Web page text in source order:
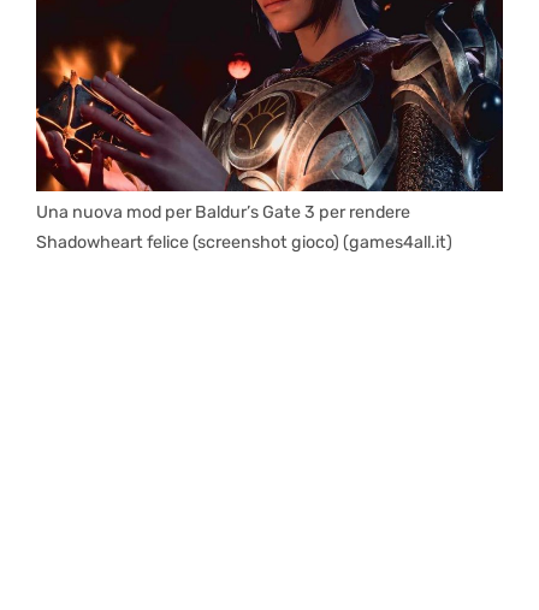
Una nuova mod per Baldur’s Gate 3 per rendere
Shadowheart felice (screenshot gioco) (games4all.it)